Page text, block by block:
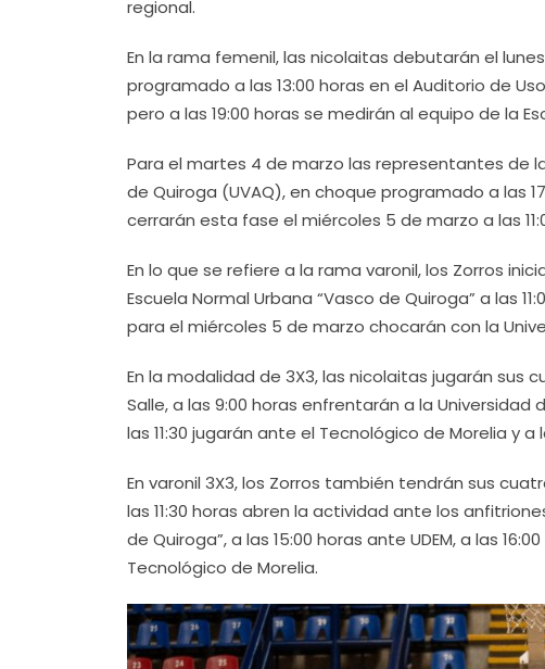
regional.
En la rama femenil, las nicolaitas debutarán el
programado a las 13:00 horas en el Auditorio de
pero a las 19:00 horas se medirán al equipo de la
Para el martes 4 de marzo las representantes de
de Quiroga (UVAQ), en choque programado a las
cerrarán esta fase el miércoles 5 de marzo a las
En lo que se refiere a la rama varonil, los Zorros
Escuela Normal Urbana “Vasco de Quiroga” a las
para el miércoles 5 de marzo chocarán con la
En la modalidad de 3X3, las nicolaitas jugarán sus
Salle, a las 9:00 horas enfrentarán a la Universidad
las 11:30 jugarán ante el Tecnológico de Morelia y a
En varonil 3X3, los Zorros también tendrán sus
las 11:30 horas abren la actividad ante los
de Quiroga”, a las 15:00 horas ante UDEM, a las
Tecnológico de Morelia.